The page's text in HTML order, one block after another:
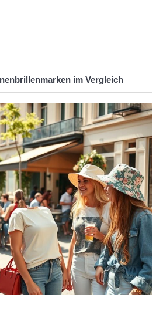
im Vergleich